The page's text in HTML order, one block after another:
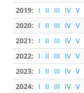
2019:
I II III IV V
2020:
I II III IV V
2021:
I II III IV V
2022:
I II III IV V
2023:
I II III IV V
2024:
I II III IV V